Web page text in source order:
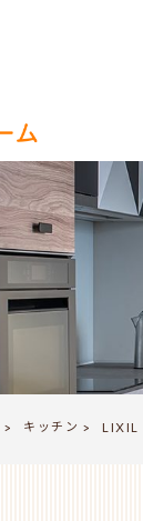
> キッチン > LIXIL